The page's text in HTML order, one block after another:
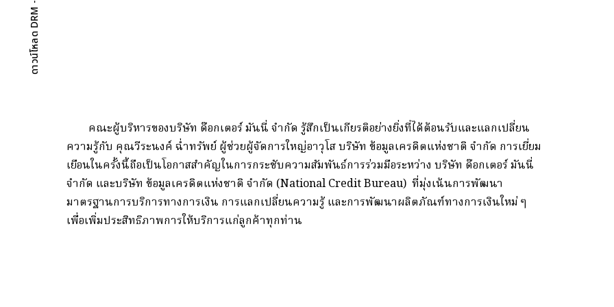
คณะผู้บริหารของบริษัท ด๊อกเตอร์ มันนี่ จำกัด รู้สึกเป็นเกียรติอย่างยิ่งที่ได้ต้อนรับและแลกเปลี่ยน
ความรู้กับ คุณวีระนงค์ ฉ่ำทรัพย์ ผู้ช่วยผู้จัดการใหญ่อาวุโส บริษัท ข้อมูลเครดิตแห่งชาติ จำกัด การเยี่ยม
เยือนในครั้งนี้ถือเป็นโอกาสสำคัญในการกระชับความสัมพันธ์การร่วมมือระหว่าง บริษัท ด๊อกเตอร์ มันนี่
จำกัด และบริษัท ข้อมูลเครดิตแห่งชาติ จำกัด (National Credit Bureau) ที่มุ่งเน้นการพัฒนา
มาตรฐานการบริการทางการเงิน การแลกเปลี่ยนความรู้ และการพัฒนาผลิตภัณฑ์ทางการเงินใหม่ ๆ
เพื่อเพิ่มประสิทธิภาพการให้บริการแก่ลูกค้าทุกท่าน